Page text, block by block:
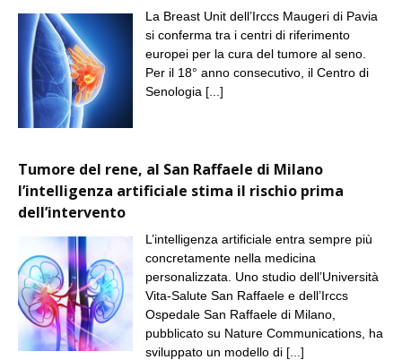
La Breast Unit dell’Irccs Maugeri di Pavia
si conferma tra i centri di riferimento
europei per la cura del tumore al seno.
Per il 18° anno consecutivo, il Centro di
Senologia [...]
Tumore del rene, al San Raffaele di Milano
l’intelligenza artificiale stima il rischio prima
dell’intervento
L’intelligenza artificiale entra sempre più
concretamente nella medicina
personalizzata. Uno studio dell’Università
Vita-Salute San Raffaele e dell’Irccs
Ospedale San Raffaele di Milano,
pubblicato su Nature Communications, ha
sviluppato un modello di [...]